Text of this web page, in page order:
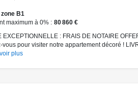
zone B1
maximum à 0%
80 860 €
EXCEPTIONNELLE : FRAIS DE NOTAIRE
vous pour visiter notre appartement décoré !
plus